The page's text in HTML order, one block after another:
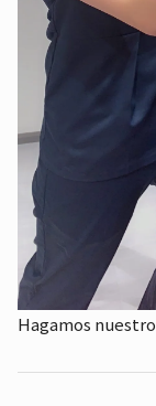
Hagamos